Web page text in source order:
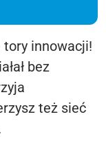
innowacji!
bez
też sieć